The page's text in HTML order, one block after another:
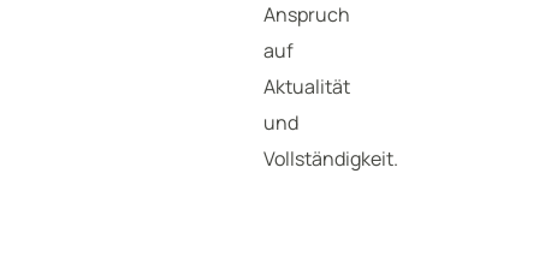
Anspruch
auf
Aktualität
und
Vollständigkeit.